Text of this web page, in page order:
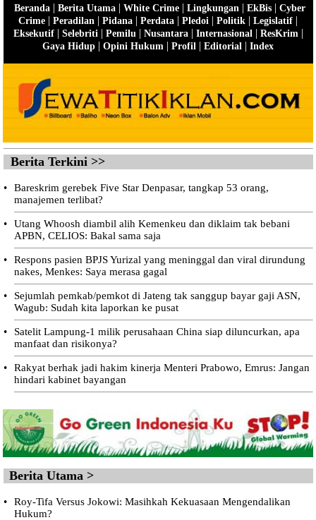
Beranda| Berita Utama| White Crime| Lingkungan | EkBis| Cyber
Crime | Peradilan | Pidana | Perdata | Pledoi | Politik | Legislatif |
Eksekutif| Selebriti | Pemilu | Nusantara| Internasional | ResKrim |
Gaya Hidup | Opini Hukum | Profil | Editorial | Index
Berita Terkini >>
•
Bareskrim gerebek Five Star Denpasar, tangkap 53 orang,
manajemen terlibat?
•
Utang Whoosh diambil alih Kemenkeu dan diklaim tak bebani
APBN, CELIOS: Bakal sama saja
•
Respons pasien BPJS Yurizal yang meninggal dan viral dirundung
nakes, Menkes: Saya merasa gagal
•
Sejumlah pemkab/pemkot di Jateng tak sanggup bayar gaji ASN,
Wagub: Sudah kita laporkan ke pusat
•
Satelit Lampung-1 milik perusahaan China siap diluncurkan, apa
manfaat dan risikonya?
•
Rakyat berhak jadi hakim kinerja Menteri Prabowo, Emrus: Jangan
hindari kabinet bayangan
Berita Utama >
•
Roy-Tifa Versus Jokowi: Masihkah Kekuasaan Mengendalikan
Hukum?